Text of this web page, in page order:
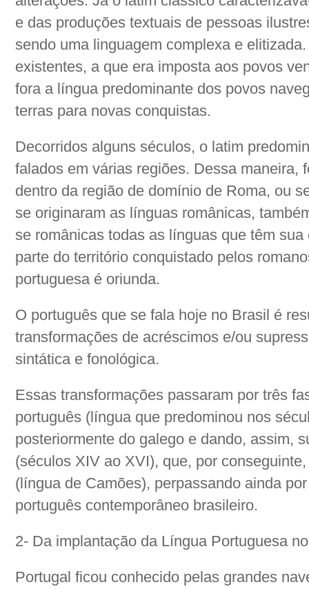
e das produções textuais de pessoas
sendo uma linguagem complexa e
existentes, a que era imposta aos povos
fora a língua predominante dos povos
terras para novas conquistas.
Decorridos alguns séculos, o latim
falados em várias regiões. Dessa maneira,
dentro da região de domínio de Roma, ou
se originaram as línguas românicas,
se românicas todas as línguas que têm
parte do território conquistado pelos
portuguesa é oriunda.
O português que se fala hoje no Brasil é
transformações de acréscimos e/ou
sintática e fonológica.
Essas transformações passaram por três
português (língua que predominou nos
posteriormente do galego e dando, assim,
(séculos XIV ao XVI), que, por
(língua de Camões), perpassando ainda
português contemporâneo brasileiro.
2- Da implantação da Língua Portuguesa
Portugal ficou conhecido pelas grandes